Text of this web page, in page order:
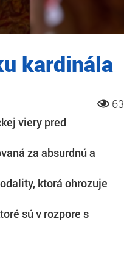
kardinála
63
viery pred
za absurdnú a
ktorá ohrozuje
sú v rozpore s